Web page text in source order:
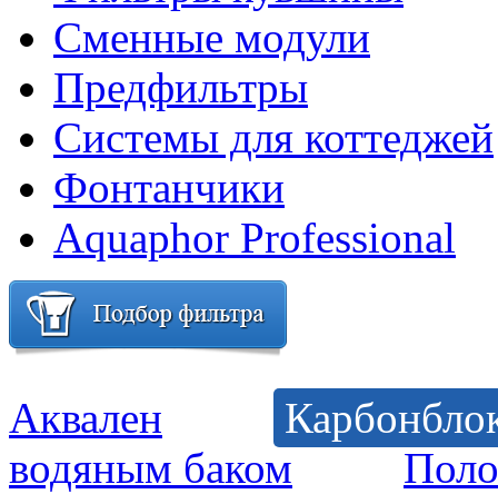
Сменные модули
Предфильтры
Системы для коттеджей
Фонтанчики
Aquaphor Professional
Аквален
водяным баком